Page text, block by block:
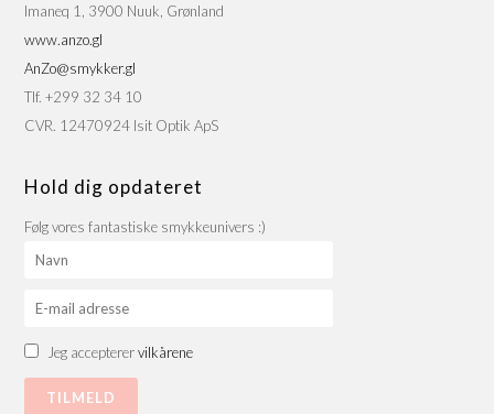
Imaneq 1, 3900 Nuuk, Grønland
www.anzo.gl
AnZo@smykker.gl
Tlf. +299 32 34 10
CVR. 12470924 Isit Optik ApS
Hold dig opdateret
Følg vores fantastiske smykkeunivers :)
Jeg accepterervilkårene